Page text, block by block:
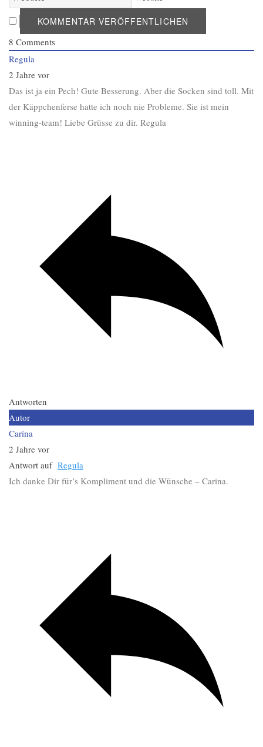
8 Comments
Regula
2 Jahre vor
Das ist ja ein Pech! Gute Besserung. Aber die Socken sind toll. Mit
der Käppchenferse hatte ich noch nie Probleme. Sie ist mein
winning-team! Liebe Grüsse zu dir. Regula
Antworten
Autor
Carina
2 Jahre vor
Antwort auf Regula
Ich danke Dir für’s Kompliment und die Wünsche – Carina.